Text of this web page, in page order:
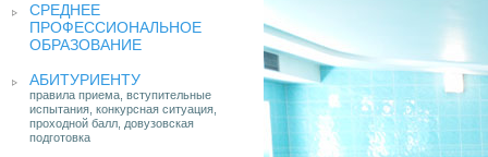
СРЕДНЕЕ
ПРОФЕССИОНАЛЬНОЕ
ОБРАЗОВАНИЕ
АБИТУРИЕНТУ
правила приема, вступительные
испытания, конкурсная ситуация,
проходной балл, довузовская
подготовка